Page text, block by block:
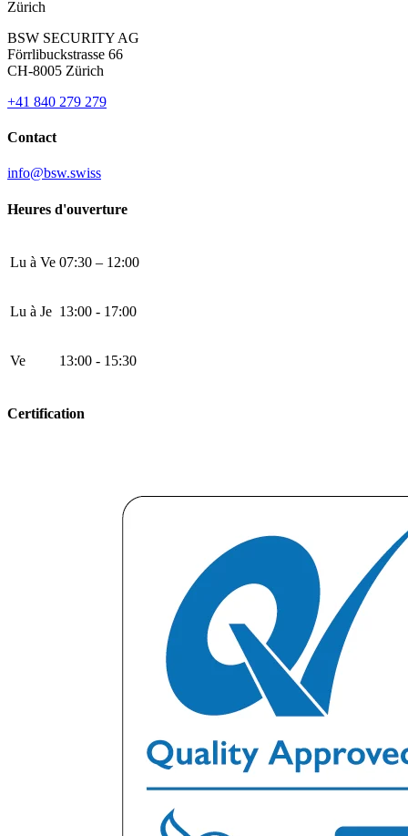
Zürich
BSW SECURITY AG
Förrlibuckstrasse 66
CH-8005 Zürich
+41 840 279 279
Contact
info@bsw.swiss
Heures d'ouverture
Lu à Ve 07:30 – 12:00
Lu à Je 13:00 - 17:00
Ve 13:00 - 15:30
Certification